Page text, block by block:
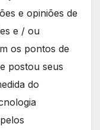
e opiniões de
e / ou
os pontos de
postou seus
do